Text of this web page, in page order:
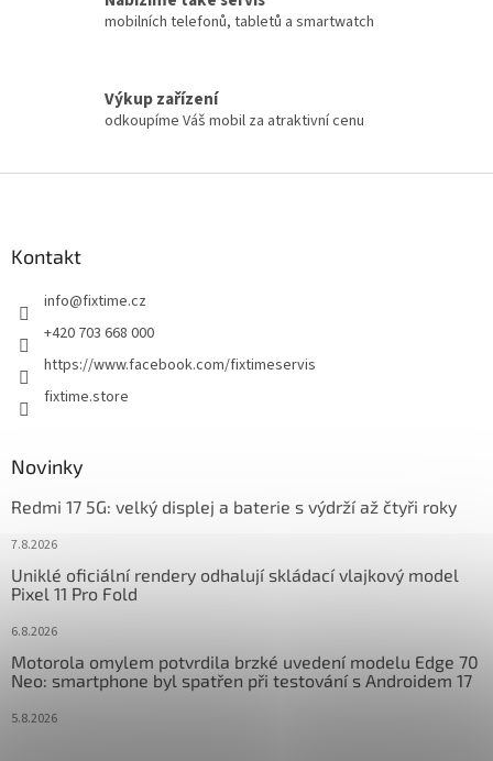
mobilních telefonů, tabletů a smartwatch
Výkup zařízení
odkoupíme Váš mobil za atraktivní cenu
Kontakt
info@fixtime.cz
+420 703 668 000
https://www.facebook.com/fixtimeservis
fixtime.store
Novinky
Redmi 17 5G: velký displej a baterie s výdrží až čtyři roky
7.8.2026
Uniklé oficiální rendery odhalují skládací vlajkový model
Pixel 11 Pro Fold
6.8.2026
Motorola omylem potvrdila brzké uvedení modelu Edge 70
Neo: smartphone byl spatřen při testování s Androidem 17
5.8.2026